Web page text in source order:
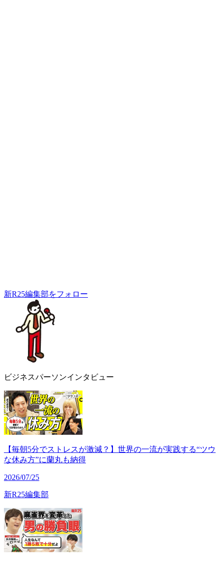
新R25編集部をフォロー
ビジネスパーソンインタビュー
【毎朝5分でストレスが激減？】世界の一流が実践する“ツウ
な休み方”に蘭丸も納得
2026/07/25
新R25編集部